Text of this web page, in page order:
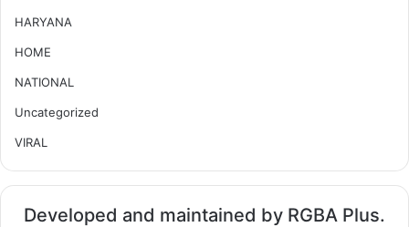
HARYANA
HOME
NATIONAL
Uncategorized
VIRAL
Developed and maintained by RGBA Plus.